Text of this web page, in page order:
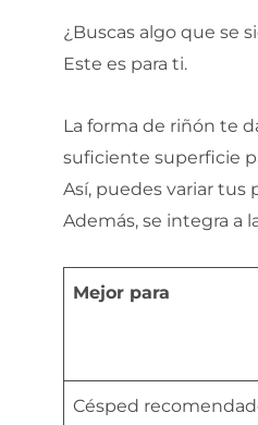
¿Buscas algo que se
Este es para ti.
La forma de riñón te
suficiente superficie
Así, puedes variar
Además, se integra a
Mejor para
Césped